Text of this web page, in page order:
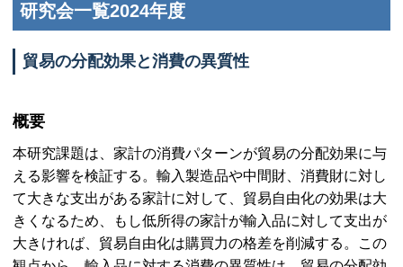
研究会一覧2024年度
貿易の分配効果と消費の異質性
概要
本研究課題は、家計の消費パターンが貿易の分配効果に与
える影響を検証する。輸入製造品や中間財、消費財に対し
て大きな支出がある家計に対して、貿易自由化の効果は大
きくなるため、もし低所得の家計が輸入品に対して支出が
大きければ、貿易自由化は購買力の格差を削減する。この